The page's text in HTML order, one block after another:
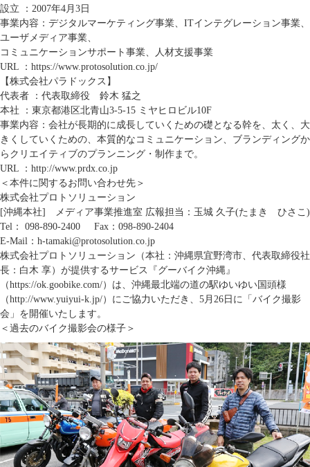
設立 ：2007年4月3日
事業内容：デジタルマーケティング事業、ITインテグレーション事業、
ユーザメディア事業、
コミュニケーションサポート事業、人材支援事業
URL ： https://www.protosolution.co.jp/
【株式会社パラドックス】
代表者 ：代表取締役 鈴木 猛之
本社 ：東京都港区北青山3-5-15 ミヤヒロビル10F
事業内容：会社が長期的に成長していくための礎となる幹を、太く、大
きくしていくための、本質的なコミュニケーション、ブランディングか
らクリエイティブのプランニング・制作まで。
URL ： http://www.prdx.co.jp
＜本件に関するお問い合わせ先＞
株式会社プロトソリューション
[沖縄本社] メディア事業推進室 広報担当：玉城 久子(たまき ひさこ)
Tel： 098-890-2400
Fax：098-890-2404
E-Mail：h-tamaki@protosolution.co.jp
株式会社プロトソリューション（本社：沖縄県宜野湾市、代表取締役社
長：白木 享）が提供するサービス『グーバイク沖縄』
（https://ok.goobike.com/）は、沖縄最北端の道の駅ゆいゆい国頭様
（http://www.yuiyui-k.jp/）にご協力いただき、5月26日に「バイク撮影
会」を開催いたします。
＜過去のバイク撮影会の様子＞